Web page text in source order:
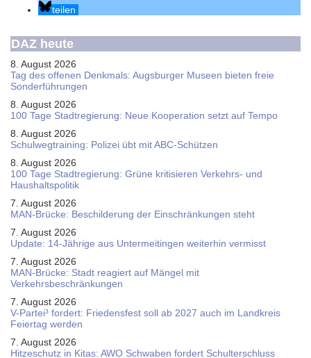
teilen
DAZ heute
8. August 2026
Tag des offenen Denkmals: Augsburger Museen bieten freie
Sonderführungen
8. August 2026
100 Tage Stadtregierung: Neue Kooperation setzt auf Tempo
8. August 2026
Schul­weg­trai­ning: Poli­zei übt mit ABC-Schüt­zen
8. August 2026
100 Tage Stadtregierung: Grüne kritisieren Verkehrs- und
Haushaltspolitik
7. August 2026
MAN-Brücke: Beschilderung der Einschränkungen steht
7. August 2026
Update: 14-Jährige aus Untermeitingen weiterhin vermisst
7. August 2026
MAN-Brücke: Stadt reagiert auf Mängel mit
Verkehrsbeschränkungen
7. August 2026
V-Partei­³ fordert: Friedens­fest soll ab 2027 auch im Land­kreis
Feier­tag werden
7. August 2026
Hitzeschutz in Kitas: AWO Schwaben fordert Schulterschluss